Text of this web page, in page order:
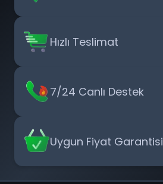
Hızlı Teslimat
7/24 Canlı Destek
Uygun Fiyat Garantisi